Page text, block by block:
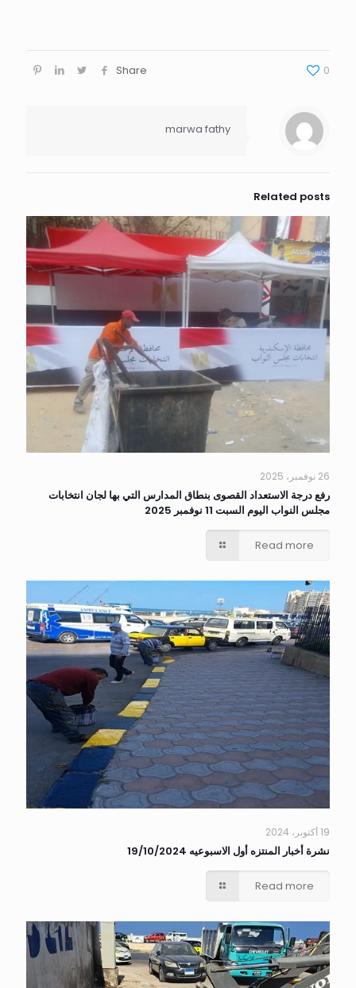
Share 0
marwa fathy
Related posts
26 نوفمبر، 2025
رفع درجة الاستعداد القصوى بنطاق المدارس التي بها لجان انتخابات
مجلس النواب اليوم السبت 11 نوفمبر 2025
Read more
19 أكتوبر، 2024
نشرة أخبار المنتزه أول الاسبوعيه 19/10/2024
Read more